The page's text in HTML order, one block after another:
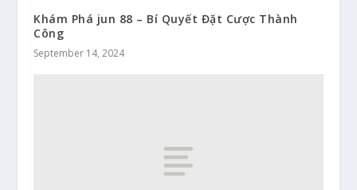
Khám Phá jun 88 – Bí Quyết Đặt Cược Thành
Công
September 14, 2024